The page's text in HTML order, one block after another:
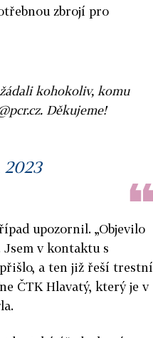
zbrojí pro
kohokoliv, komu
Děkujeme!
2023
upozornil. „Objevilo
v kontaktu s
a ten již řeší trestní
ČTK Hlavatý, který je v